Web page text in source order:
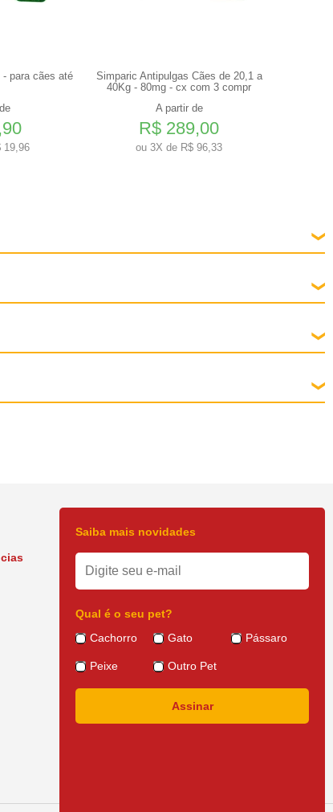
- para cães até
19,96
Simparic Antipulgas Cães de 20,1 a
40Kg - 80mg - cx com 3 compr
A partir de
R$ 289,00
ou 3X de R$ 96,33
Saiba mais novidades
Qual é o seu pet?
Cachorro
Gato Pássaro
Peixe Outro Pet